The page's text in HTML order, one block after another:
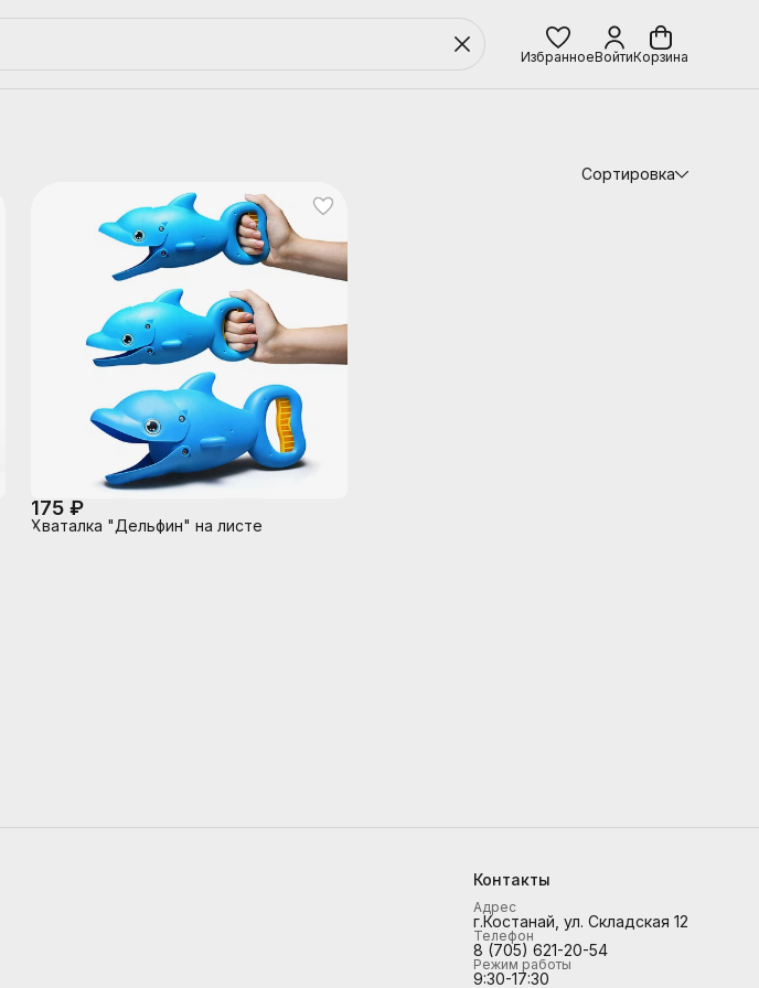
ИзбранноеВойтиКорзина
Сортировка
175 ₽
Хваталка "Дельфин" на листе
Контакты
Адрес
г.Костанай, ул. Складская 12
Телефон
8 (705) 621-20-54
Режим работы
9:30-17:30